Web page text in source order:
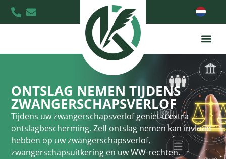
ONTSLAG NEMEN TIJDENS
ZWANGERSCHAPSVERLOF
Tijdens uw zwangerschapsverlof geniet u extra
ontslagbescherming. Zelf ontslag nemen kan invloed
hebben op uw zwangerschapsverlof,
zwangerschapsuitkering en uw WW-rechten.